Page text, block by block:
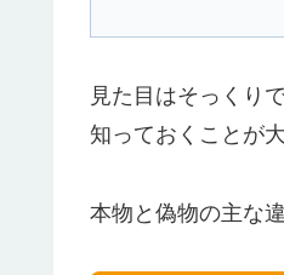
見た目はそっくり
知っておくことが
本物と偽物の主な